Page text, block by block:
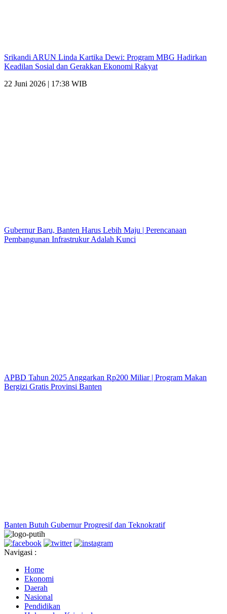
Srikandi ARUN Linda Kartika Dewi: Program MBG Hadirkan
Keadilan Sosial dan Gerakkan Ekonomi Rakyat
22 Juni 2026 | 17:38 WIB
Gubernur Baru, Banten Harus Lebih Maju | Perencanaan
Pembangunan Infrastrukur Adalah Kunci
APBD Tahun 2025 Anggarkan Rp200 Miliar | Program Makan
Bergizi Gratis Provinsi Banten
Banten Butuh Gubernur Progresif dan Teknokratif
Navigasi :
Home
Ekonomi
Daerah
Nasional
Pendidikan